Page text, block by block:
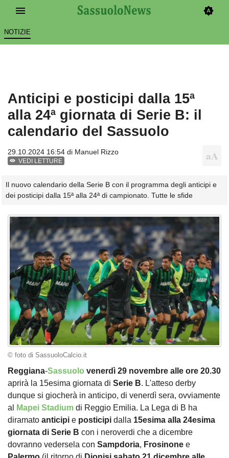
NOTIZIE
Anticipi e posticipi dalla 15ª
alla 24ª giornata di Serie B: il
calendario del Sassuolo
29.10.2024 16:54 di Manuel Rizzo
VEDI LETTURE
Il nuovo calendario della Serie B con il programma degli anticipi e
dei posticipi dalla 15ª alla 24ª di campionato. Tutte le sfide
© foto di SassuoloCalcio.it
Reggiana-Sassuolo venerdì 29 novembre alle ore 20.30
aprirà la 15esima giornata di Serie B. L'atteso derby
dunque si giocherà in anticipo, di venerdì sera, ovviamente
al
Mapei Stadium di Reggio Emilia. La Lega di B ha
diramato anticipi e posticipi dalla 15esima alla 24esima
giornata di Serie B con i neroverdi che a dicembre
dovranno vedersela con Sampdoria, Frosinone e